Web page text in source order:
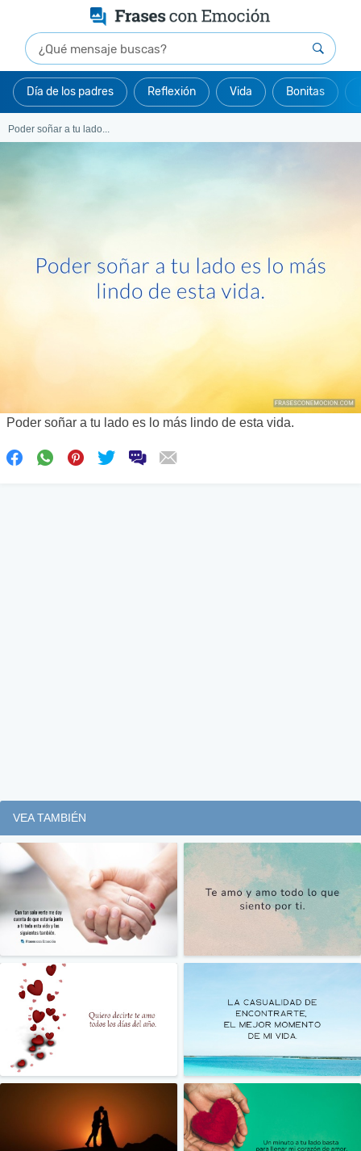
Día de los padres Reflexión Vida Bonitas
Poder soñar a tu lado...
Poder soñar a tu lado es lo más lindo de esta vida.
VEA TAMBIÉN